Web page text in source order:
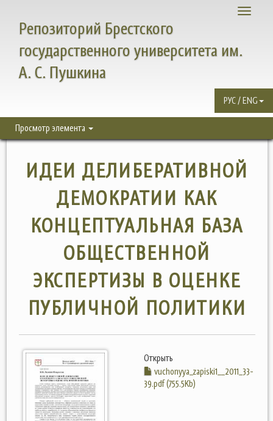
Toggle
Репозиторий Брестского
государственного университета им.
А. С. Пушкина
РУС / ENG
Просмотр элемента
ИДЕИ ДЕЛИБЕРАТИВНОЙ
ДЕМОКРАТИИ КАК
КОНЦЕПТУАЛЬНАЯ БАЗА
ОБЩЕСТВЕННОЙ
ЭКСПЕРТИЗЫ В ОЦЕНКЕ
ПУБЛИЧНОЙ ПОЛИТИКИ
Открыть
vuchonyya_zapiski1__2011_33-
39.pdf (755.5Kb)